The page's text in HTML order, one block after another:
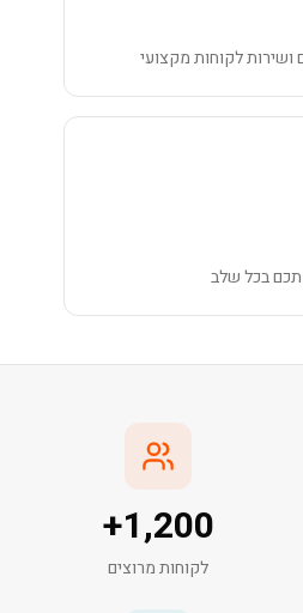
ושירות לקוחות מקצועי
בכל שלב
1,200
+
לקוחות מרוצים